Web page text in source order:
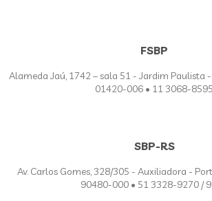
FSBP
Alameda Jaú, 1742 – sala 51 - Jardim Paulista -
01420-006 • 11 3068-8595
SBP-RS
Av. Carlos Gomes, 328/305 - Auxiliadora -
90480-000 • 51 3328-9270 /